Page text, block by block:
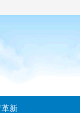
新